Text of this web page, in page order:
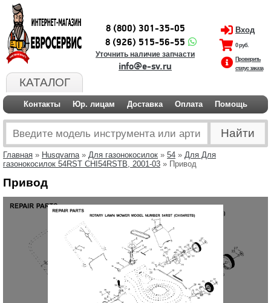
КАТАЛОГ
8 (800) 301-35-05
8 (926) 515-56-55
Уточнить наличие запчасти
info@e-sv.ru
Вход
0 руб.
Проверить
статус заказа
Контакты Юр. лицам Доставка Оплата Помощь
Главная » Husqvarna» Для газонокосилок » 54 » Для Для
газонокосилок 54RST CHI54RSTB, 2001-03 » Привод
Привод